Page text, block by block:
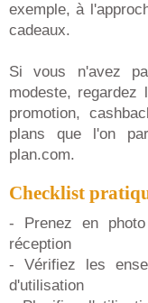
exemple, à
cadeaux.
Si vous n'avez
modeste,
promotion,
plans que l'on
plan.com.
Checklist
- Prenez en
réception
- Vérifiez les
d'utilisation